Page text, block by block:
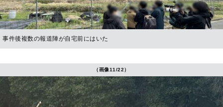
事件後複数の報道陣が自宅前にはいた
（画像11/22）